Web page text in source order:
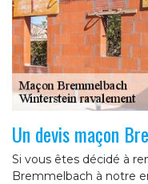
Un devis maçon
Si vous êtes décidé à
Bremmelbach à notre